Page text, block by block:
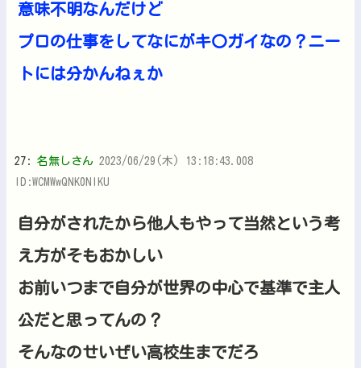
意味不明なんだけど
プロの仕事をしてなにがキ〇ガイなの？ニー
トには分かんねぇか
27: 名無しさん 2023/06/29(木) 13:18:43.008
ID:WCMWwQNK0NIKU
自分がされたから他人もやって当然という考
え方がそもおかしい
お前いつまで自分が世界の中心で基準で主人
公だと思ってんの？
そんなのせいぜい高校生までだろ